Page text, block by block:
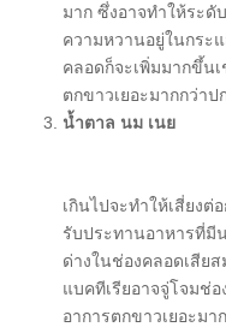
มาก ซึ่งอาจทำให้ระดั
ความหวานอยู่ในกระ
คลอดก็จะเพิ่มมากขึ้น
ตกขาวเยอะมากกว่าป
น้ำต
เกินไปจะทำให้เสี่ยง
รับประทานอาหารที่มี
ด่างในช่องคลอดเสีย
แบคทีเรียอาจจู่โจมช่
อาการตกขาวเยอะม